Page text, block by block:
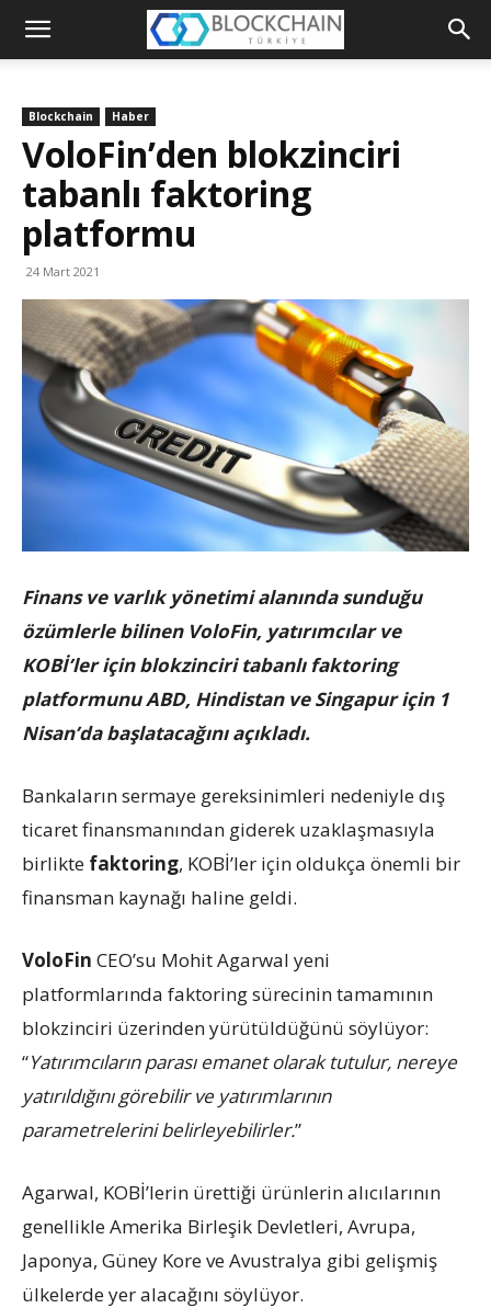
Blockchain
Platformu
Blockchain Haber
VoloFin’den blokzinciri
tabanlı faktoring
platformu
24 Mart 2021
Finans ve varlık yönetimi alanında sunduğu
özümlerle bilinen VoloFin, yatırımcılar ve
KOBİ’ler için blokzinciri tabanlı faktoring
platformunu ABD, Hindistan ve Singapur için 1
Nisan’da başlatacağını açıkladı.
Bankaların sermaye gereksinimleri nedeniyle dış
ticaret finansmanından giderek uzaklaşmasıyla
birlikte faktoring, KOBİ’ler için oldukça önemli bir
finansman kaynağı haline geldi.
VoloFin CEO’su Mohit Agarwal yeni
platformlarında faktoring sürecinin tamamının
blokzinciri üzerinden yürütüldüğünü söylüyor:
“Yatırımcıların parası emanet olarak tutulur, nereye
yatırıldığını görebilir ve yatırımlarının
parametrelerini belirleyebilirler.”
Agarwal, KOBİ’lerin ürettiği ürünlerin alıcılarının
genellikle Amerika Birleşik Devletleri, Avrupa,
Japonya, Güney Kore ve Avustralya gibi gelişmiş
ülkelerde yer alacağını söylüyor.